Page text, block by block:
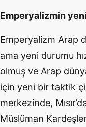
Emperyalizmin
Emperyalizm Arap
ama yeni durumu
olmuş ve Arap
için yeni bir taktik
merkezinde,
Müslüman